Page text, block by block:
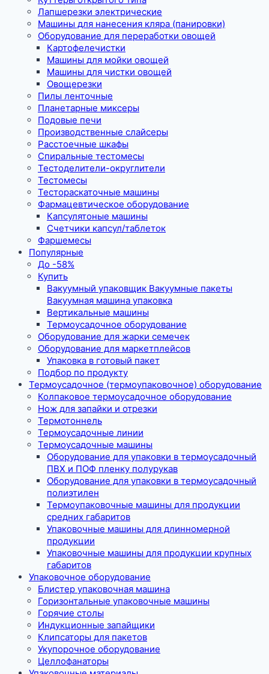
Лапшерезки электрические
Машины для нанесения кляра (панировки)
Оборудование для переработки овощей
Картофелечистки
Машины для мойки овощей
Машины для чистки овощей
Овощерезки
Пилы ленточные
Планетарные миксеры
Подовые печи
Производственные слайсеры
Расстоечные шкафы
Спиральные тестомесы
Тестоделители-округлители
Тестомесы
Тестораскаточные машины
Фармацевтическое оборудование
Капсулятоные машины
Счетчики капсул/таблеток
Фаршемесы
Популярные
До -58%
Купить
Вакуумный упаковщик Вакуумные пакеты
Вакуумная машина упаковка
Вертикальные машины
Термоусадочное оборудование
Оборудование для жарки семечек
Оборудование для маркетплейсов
Упаковка в готовый пакет
Подбор по продукту
Термоусадочное (термоупаковочное) оборудование
Колпаковое термоусадочное оборудование
Нож для запайки и отрезки
Термотоннель
Термоусадочные линии
Термоусадочные машины
Оборудование для упаковки в термоусадочный
ПВХ и ПОФ пленку полурукав
Оборудование для упаковки в термоусадочный
полиэтилен
Термоупаковочные машины для продукции
средних габаритов
Упаковочные машины для длинномерной
продукции
Упаковочные машины для продукции крупных
габаритов
Упаковочное оборудование
Блистер упаковочная машина
Горизонтальные упаковочные машины
Горячие столы
Индукционные запайщики
Клипсаторы для пакетов
Укупорочное оборудование
Целлофанаторы